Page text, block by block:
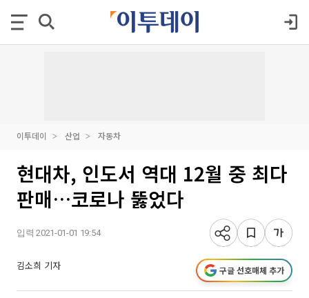
이투데이 산업 자동차
현대차, 인도서 역대 12월 중 최다
판매…코로나 뚫었다
입력 2021-01-01 19:54
김소희 기자 구글 선호매체 추가